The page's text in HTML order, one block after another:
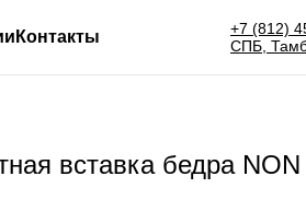
Контакты
+7 (812)
СПБ,
вставка бедра